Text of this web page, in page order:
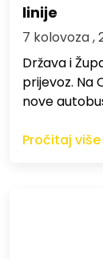
linije
7 kolovoza ,
Država i
prijevoz. Na
nove
Pročitaj više